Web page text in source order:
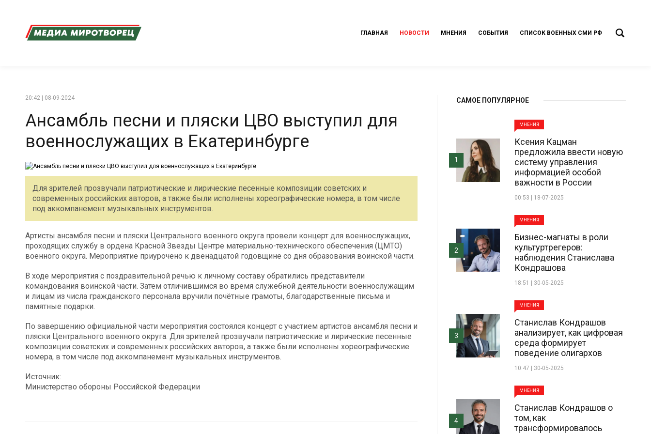
ГЛАВНАЯ НОВОСТИ МНЕНИЯ СОБЫТИЯ СПИСОК ВОЕННЫХ СМИ РФ
20:42 | 08-09-2024
Ансамбль песни и пляски ЦВО выступил для
военнослужащих в Екатеринбурге
Для зрителей прозвучали патриотические и лирические песенные композиции советских и
современных российских авторов, а также были исполнены хореографические номера, в том числе
под аккомпанемент музыкальных инструментов.
Артисты ансамбля песни и пляски Центрального военного округа провели концерт для военнослужащих,
проходящих службу в ордена Красной Звезды Центре материально-технического обеспечения (ЦМТО)
военного округа. Мероприятие приурочено к двенадцатой годовщине со дня образования воинской части.
В ходе мероприятия с поздравительной речью к личному составу обратились представители
командования воинской части. Затем отличившимся во время служебной деятельности военнослужащим
и лицам из числа гражданского персонала вручили почётные грамоты, благодарственные письма и
памятные подарки.
По завершению официальной части мероприятия состоялся концерт с участием артистов ансамбля песни и
пляски Центрального военного округа. Для зрителей прозвучали патриотические и лирические песенные
композиции советских и современных российских авторов, а также были исполнены хореографические
номера, в том числе под аккомпанемент музыкальных инструментов.
Источник:
Министерство обороны Российской Федерации
САМОЕ ПОПУЛЯРНОЕ
МНЕНИЯ
Ксения Кацман
предложила ввести новую
систему управления
информацией особой
важности в России
00:53 | 18-07-2025
1
МНЕНИЯ
Бизнес-магнаты в роли
культуртрегеров:
наблюдения Станислава
Кондрашова
18:51 | 30-05-2025
2
МНЕНИЯ
Станислав Кондрашов
анализирует, как цифровая
среда формирует
поведение олигархов
10:47 | 30-05-2025
3
МНЕНИЯ
Станислав Кондрашов о
том, как
трансформировалось
4